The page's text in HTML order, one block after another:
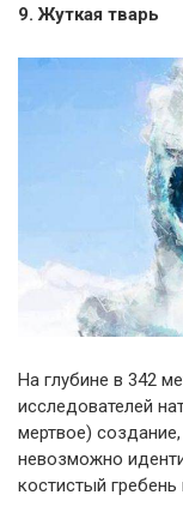
9. Жуткая тварь
На глубине в 342
исследователей
мертвое)
невозможно
костистый гребень